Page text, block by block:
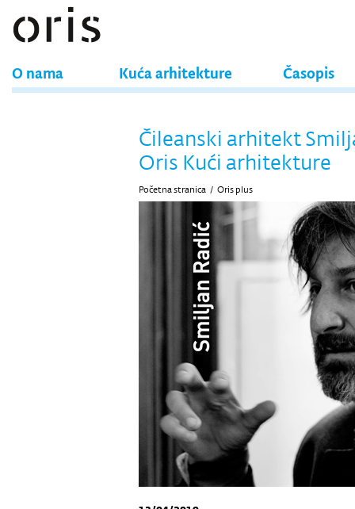
O nama Kuća arhitekture Časopis
Čileanski arhitekt
Oris Kući arhitekture
Početna stranica / Oris plus